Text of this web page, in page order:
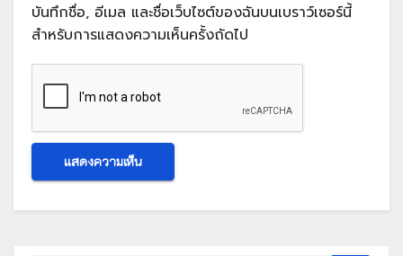
บันทึกชื่อ, อีเมล และชื่อเว็บไซต์ของฉันบนเบราว์เซอร์นี้
สำหรับการแสดงความเห็นครั้งถัดไป